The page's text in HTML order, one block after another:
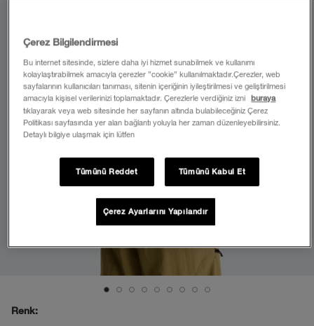
Renk:
Çerez Bilgilendirmesi
Bu internet sitesinde, sizlere daha iyi hizmet sunabilmek ve kullanımı
kolaylaştırabilmek amacıyla çerezler ”cookie” kullanılmaktadır.Çerezler, web
sayfalarının kullanıcıları tanıması, sitenin içeriğinin iyileştirilmesi ve geliştirilmesi
amacıyla kişisel verilerinizi toplamaktadır. Çerezlerle verdiğiniz izni
buraya
tıklayarak veya web sitesinde her sayfanın altında bulabileceğiniz Çerez
Politikası sayfasında yer alan bağlantı yoluyla her zaman düzenleyebilirsiniz.
Detaylı bilgiye ulaşmak için lütfen
Tümünü Reddet Tümünü Kabul Et
Çerez Ayarlarını Yapılandır